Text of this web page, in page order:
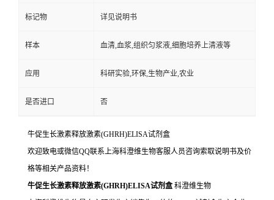
标记物 详见说明书
样本 血清,血浆,组织匀浆液,细胞培养上清液等
应用 科研实验,环保,生物产业,农业
是否进口 否
牛促生长激素释放激素(GHRH)ELISA试剂盒
欢迎致电或微信QQ联系上海科澄维生物客服人员咨询索取说明书及价
格等相关产品资料！
牛促生长激素释放激素(GHRH)ELISA试剂盒 科澄维生物